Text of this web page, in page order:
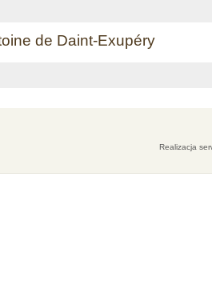
de Daint-Exupéry
Realizacja